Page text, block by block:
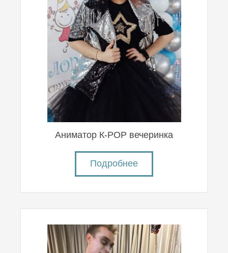
Аниматор К-POP вечеринка
Подробнее